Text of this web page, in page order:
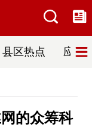
县区热点 应急
的众筹科